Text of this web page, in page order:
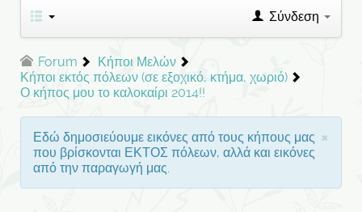
Σύνδεση
Forum
Κήποι Μελών
Κήποι εκτός πόλεων (σε εξοχικό, κτήμα, χωριό)
Ο κήπος μου το καλοκαίρι 2014!!
×
Εδώ δημοσιεύουμε εικόνες από τους κήπους μας
που βρίσκονται ΕΚΤΟΣ πόλεων, αλλά και εικόνες
από την παραγωγή μας.